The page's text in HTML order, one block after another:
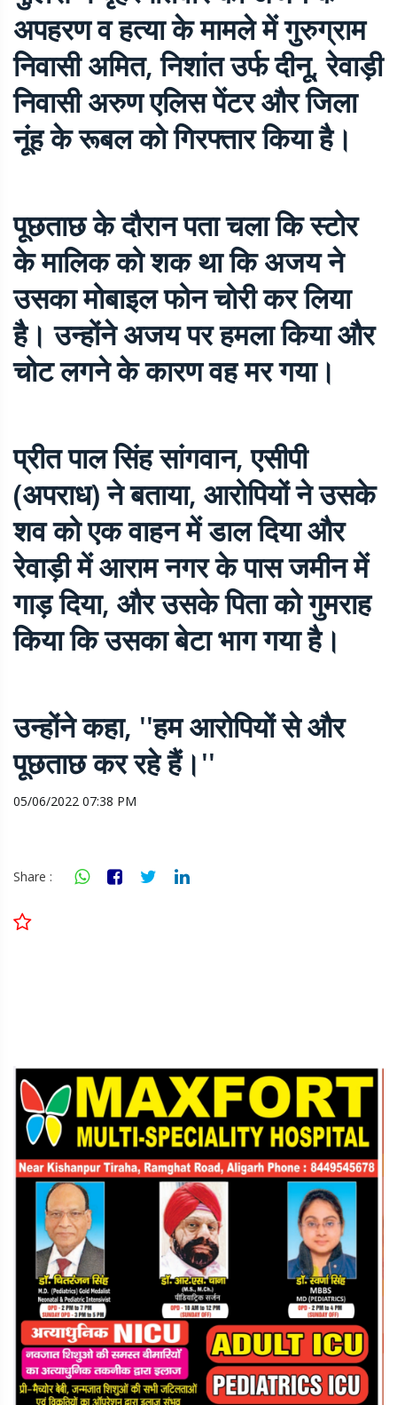
अपहरण व हत्या के मामले में गुरुग्राम
निवासी अमित, निशांत उर्फ दीनू, रेवाड़ी
निवासी अरुण एलिस पेंटर और जिला
नूंह के रूबल को गिरफ्तार किया है।
पूछताछ के दौरान पता चला कि स्टोर
के मालिक को शक था कि अजय ने
उसका मोबाइल फोन चोरी कर लिया
है। उन्होंने अजय पर हमला किया और
चोट लगने के कारण वह मर गया।
प्रीत पाल सिंह सांगवान, एसीपी
(अपराध) ने बताया, आरोपियों ने उसके
शव को एक वाहन में डाल दिया और
रेवाड़ी में आराम नगर के पास जमीन में
गाड़ दिया, और उसके पिता को गुमराह
किया कि उसका बेटा भाग गया है।
उन्होंने कहा, ''हम आरोपियों से और
पूछताछ कर रहे हैं।''
05/06/2022 07:38 PM
Share :